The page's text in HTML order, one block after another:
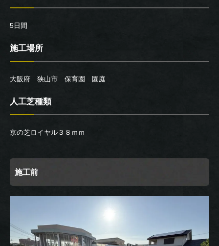
5日間
施工場所
大阪府 狭山市 保育園 園庭
人工芝種類
京の芝ロイヤル３８ｍｍ
施工前